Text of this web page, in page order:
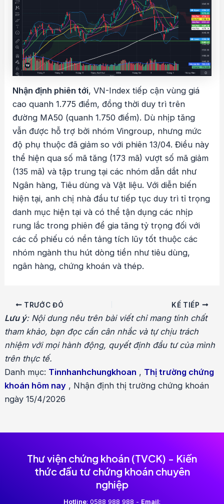
Nhận định phiên tới, VN-Index tiếp cận vùng giá
cao quanh 1.775 điểm, đồng thời duy trì trên
đường MA50 (quanh 1.750 điểm). Dù nhịp tăng
vẫn được hỗ trợ bởi nhóm Vingroup, nhưng mức
độ phụ thuộc đã giảm so với phiên 13/04. Điều này
thể hiện qua số mã tăng (173 mã) vượt số mã giảm
(135 mã) và tập trung tại các nhóm dẫn dắt như
Ngân hàng, Tiêu dùng và Vật liệu. Với diễn biến
hiện tại, anh chị nhà đầu tư tiếp tục duy trì tỉ trọng
danh mục hiện tại và có thể tận dụng các nhịp
rung lắc trong phiên để gia tăng tỷ trọng đối với
các cổ phiếu có nền tảng tích lũy tốt thuộc các
nhóm ngành thu hút dòng tiền như tiêu dùng,
ngân hàng, chứng khoán và thép.
Điều
hướng
bài
viết
TRƯỚC ĐÓ KẾ TIẾP
Lưu ý: Nội dung nêu trên bài viết chỉ mang tính chất
tham khảo, bạn đọc cần cân nhắc và tự chịu trách
nhiệm với mọi hành động, quyết định đầu tư của mình
trên thực tế.
Danh mục: Tinnhanhchungkhoan , Thị trường chứng
khoán hôm nay, Nhận định thị trường chứng khoán
ngày 15/4/2026
Thư viện chứng khoán (TVCK) - Kiến
thức đầu tư chứng khoán chuyên
nghiệp
Hotline: 0588 988 988 - Email: